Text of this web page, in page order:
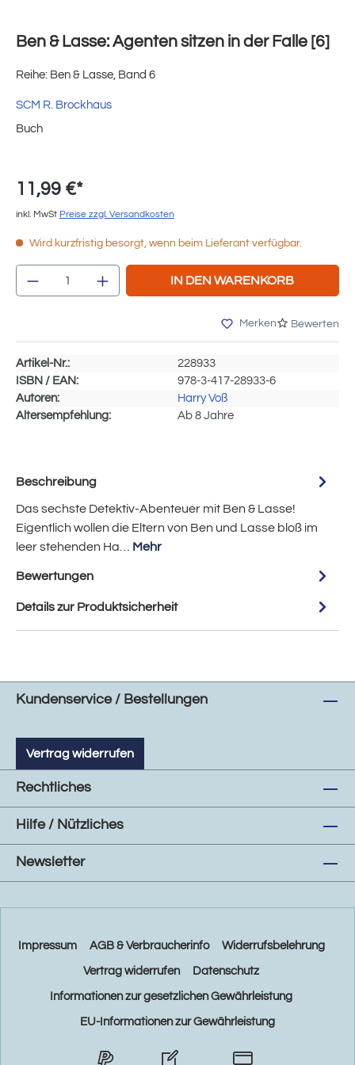
Ben & Lasse: Agenten sitzen in der Falle [6]
Reihe: Ben & Lasse, Band 6
SCM R. Brockhaus
Buch
11,99 €*
inkl. MwSt Preise zzgl. Versandkosten
Wird kurzfristig besorgt, wenn beim Lieferant verfügbar.
Produkt Anzahl: Gib den gewünschten
IN DEN WARENKORB
Merken Bewerten
Artikel-Nr.:
228933
ISBN / EAN:
978-3-417-28933-6
Autoren:
Harry Voß
Altersempfehlung:
Ab 8 Jahre
Beschreibung
Das sechste Detektiv-Abenteuer mit Ben & Lasse!
Eigentlich wollen die Eltern von Ben und Lasse bloß im
leer stehenden Ha… Mehr
Bewertungen
Details zur Produktsicherheit
Kundenservice / Bestellungen
Vertrag widerrufen
Rechtliches
Hilfe / Nützliches
Newsletter
Impressum AGB & Verbraucherinfo Widerrufsbelehrung
Vertrag widerrufen Datenschutz
Informationen zur gesetzlichen Gewährleistung
EU-Informationen zur Gewährleistung